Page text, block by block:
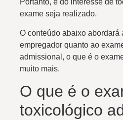
Portanto, é do interesse de
exame seja realizado.
O conteúdo abaixo abordará
empregador quanto ao
admissional, o que é o
muito mais.
O que é o
toxicológico